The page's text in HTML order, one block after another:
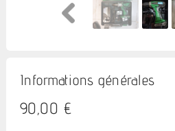
Informations générales
90,00 €